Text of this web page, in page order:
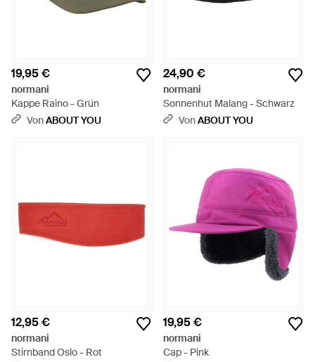
19,95 €
normani
Kappe Raino - Grün
VonABOUT YOU
24,90 €
normani
Sonnenhut Malang - Schwarz
VonABOUT YOU
12,95 €
normani
Stirnband Oslo - Rot
19,95 €
normani
Cap - Pink